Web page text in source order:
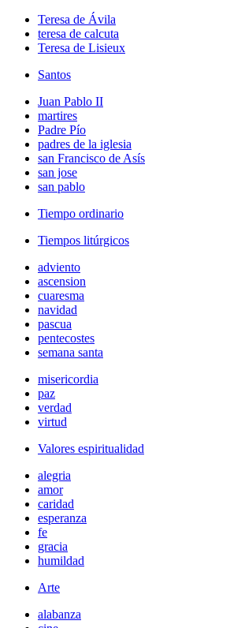
Teresa de Ávila
teresa de calcuta
Teresa de Lisieux
Santos
Juan Pablo II
martires
Padre Pío
padres de la iglesia
san Francisco de Asís
san jose
san pablo
Tiempo ordinario
Tiempos litúrgicos
adviento
ascension
cuaresma
navidad
pascua
pentecostes
semana santa
misericordia
paz
verdad
virtud
Valores espiritualidad
alegria
amor
caridad
esperanza
fe
gracia
humildad
Arte
alabanza